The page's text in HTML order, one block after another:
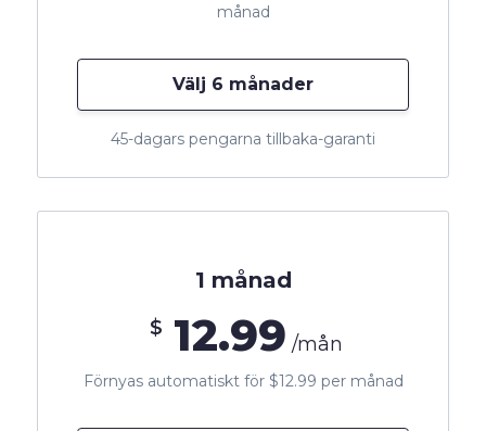
1 månad
$ 12.99 /mån
Förnyas automatiskt för $12.99 per månad
månad
Välj 6 månader
45-dagars pengarna tillbaka-garanti